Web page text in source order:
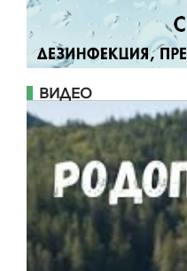
ВИДЕО